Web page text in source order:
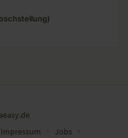
Impressum ∙ Jobs ∙